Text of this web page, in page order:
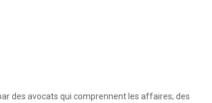
des avocats qui comprennent les affaires; des